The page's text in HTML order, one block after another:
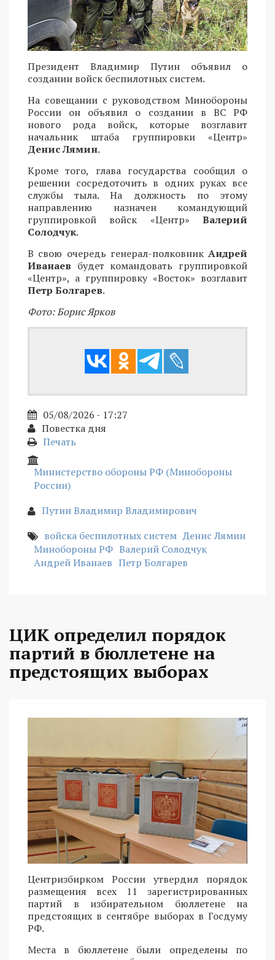
Президент Владимир Путин объявил о
создании войск беспилотных систем.
На совещании с руководством Минобороны
России он объявил о создании в ВС РФ
нового рода войск, которые возглавит
начальник штаба группировки «Центр»
Денис Лямин.
Кроме того, глава государства сообщил о
решении сосредоточить в одних руках все
службы тыла. На должность по этому
направлению назначен командующий
группировкой войск «Центр» Валерий
Солодчук.
В свою очередь генерал-полковникАндрей
Иванаев будет командовать группировкой
«Центр», а группировку «Восток» возглавит
Петр Болгарев.
Фото: Борис Ярков
05/08/2026 - 17:27
Повестка дня
Печать
Министерство обороны РФ (Минобороны
России)
Путин Владимир Владимирович
войска беспилотных систем Денис Лямин
Минобороны РФ Валерий Солодчук
Андрей Иванаев Петр Болгарев
ЦИК определил порядок
партий в бюллетене на
предстоящих выборах
Центризбирком России утвердил порядок
размещения всех 11 зарегистрированных
партий в избирательном бюллетене на
предстоящих в сентябре выборах в Госдуму
РФ.
Места в бюллетене были определены по